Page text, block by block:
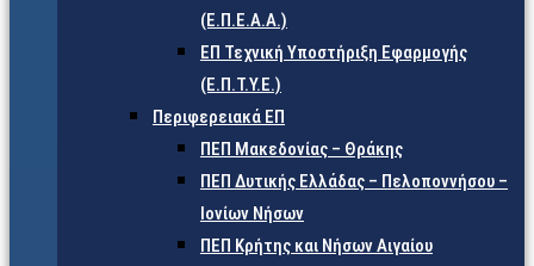
(Ε.Π.Ε.Α.Α.)
ΕΠ Τεχνική Υποστήριξη Εφαρμογής
(Ε.Π.Τ.Υ.Ε.)
Περιφερειακά ΕΠ
ΠΕΠ Μακεδονίας – Θράκης
ΠΕΠ Δυτικής Ελλάδας – Πελοποννήσου –
Ιονίων Νήσων
ΠΕΠ Κρήτης και Νήσων Αιγαίου